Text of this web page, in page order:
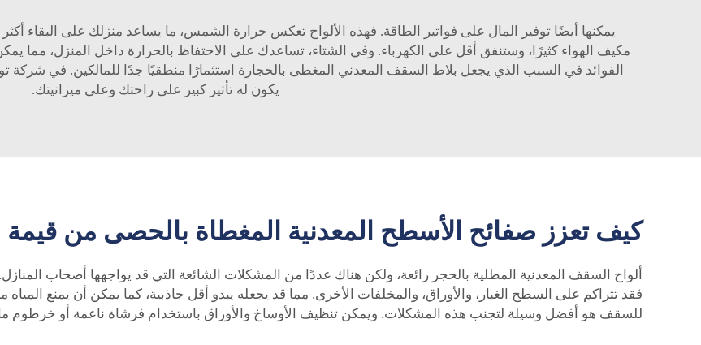
يمكنها أيضًا توفير المال على فواتير الطاقة. فهذه الألواح تعكس حرارة الشمس، ما يساعد منزلك على البقاء
مكيف الهواء كثيرًا، وستنفق أقل على الكهرباء. وفي الشتاء، تساعدك على الاحتفاظ بالحرارة داخل المنزل، مما
الفوائد في السبب الذي يجعل بلاط السقف المعدني المغطى بالحجارة استثمارًا منطقيًا جدًا للمالكين. في
يكون له تأثير كبير على راحتك وعلى ميزانيتك.
كيف تعزز صفائح الأسطح المعدنية المغطاة بالحصى من قيمة
ألواح السقف المعدنية المطلية بالحجر رائعة، ولكن هناك عددًا من المشكلات الشائعة التي قد يواجهها أصحاب
فقد تتراكم على السطح الغبار، والأوراق، والمخلفات الأخرى. مما قد يجعله يبدو أقل جاذبية، كما يمكن أن يمنع
للسقف هو أفضل وسيلة لتجنب هذه المشكلات. ويمكن تنظيف الأوساخ والأوراق باستخدام فرشاة ناعمة أو خرطوم